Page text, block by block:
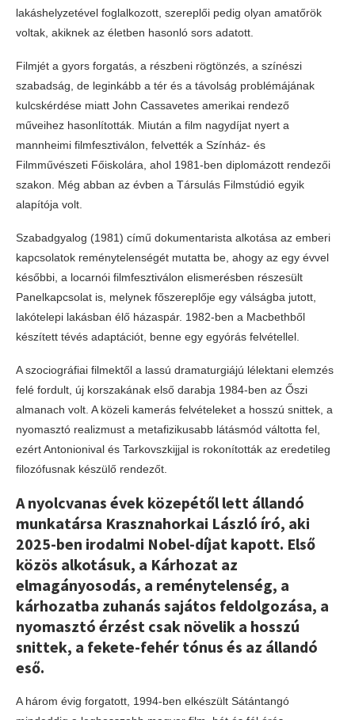
lakáshelyzetével foglalkozott, szereplői pedig olyan amatőrök
voltak, akiknek az életben hasonló sors adatott.
Filmjét a gyors forgatás, a részbeni rögtönzés, a színészi
szabadság, de leginkább a tér és a távolság problémájának
kulcskérdése miatt John Cassavetes amerikai rendező
műveihez hasonlították. Miután a film nagydíjat nyert a
mannheimi filmfesztiválon, felvették a Színház- és
Filmművészeti Főiskolára, ahol 1981-ben diplomázott rendezői
szakon. Még abban az évben a Társulás Filmstúdió egyik
alapítója volt.
Szabadgyalog (1981) című dokumentarista alkotása az emberi
kapcsolatok reménytelenségét mutatta be, ahogy az egy évvel
későbbi, a locarnói filmfesztiválon elismerésben részesült
Panelkapcsolat is, melynek főszereplője egy válságba jutott,
lakótelepi lakásban élő házaspár. 1982-ben a Macbethből
készített tévés adaptációt, benne egy egyórás felvétellel.
A szociográfiai filmektől a lassú dramaturgiájú lélektani elemzés
felé fordult, új korszakának első darabja 1984-ben az Őszi
almanach volt. A közeli kamerás felvételeket a hosszú snittek, a
nyomasztó realizmust a metafizikusabb látásmód váltotta fel,
ezért Antonionival és Tarkovszkijjal is rokonították az eredetileg
filozófusnak készülő rendezőt.
A nyolcvanas évek közepétől lett állandó
munkatársa Krasznahorkai László író, aki
2025-ben irodalmi Nobel-díjat kapott. Első
közös alkotásuk, a Kárhozat az
elmagányosodás, a reménytelenség, a
kárhozatba zuhanás sajátos feldolgozása, a
nyomasztó érzést csak növelik a hosszú
snittek, a fekete-fehér tónus és az állandó
eső.
A három évig forgatott, 1994-ben elkészült Sátántangó